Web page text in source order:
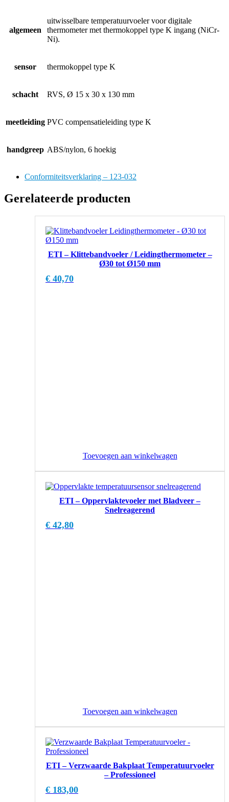
algemeen
uitwisselbare temperatuurvoeler voor digitale
thermometer met thermokoppel type K ingang (NiCr-
Ni).
sensor thermokoppel type K
schacht RVS, Ø 15 x 30 x 130 mm
meetleiding PVC compensatieleiding type K
handgreep ABS/nylon, 6 hoekig
Conformiteitsverklaring – 123-032
Gerelateerde producten
ETI – Klittebandvoeler / Leidingthermometer –
Ø30 tot Ø150 mm
€ 40,70
Toevoegen aan winkelwagen
ETI – Oppervlaktevoeler met Bladveer –
Snelreagerend
€ 42,80
Toevoegen aan winkelwagen
ETI – Verzwaarde Bakplaat Temperatuurvoeler
– Professioneel
€ 183,00